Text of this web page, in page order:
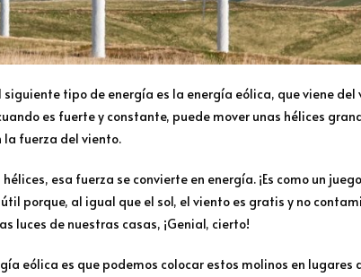
tipo de energía es la energía eólica, que viene
es fuerte y constante, puede mover unas hélices
la fuerza del viento.
esa fuerza se convierte en energía. ¡Es como un
porque, al igual que el sol, el viento es gratis y no
luces de nuestras casas, ¡Genial, cierto!
eólica es que podemos colocar estos molinos en lugares